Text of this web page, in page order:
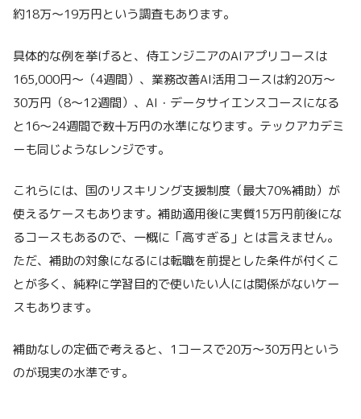
約18万〜19万円という調査もあります。
具体的な例を挙げると、侍エンジニアのAIアプリコースは
165,000円〜（4週間）、業務改善AI活用コースは約20万〜
30万円（8〜12週間）、AI・データサイエンスコースになる
と16〜24週間で数十万円の水準になります。テックアカデミ
ーも同じようなレンジです。
これらには、国のリスキリング支援制度（最大70%補助）が
使えるケースもあります。補助適用後に実質15万円前後にな
るコースもあるので、一概に「高すぎる」とは言えません。
ただ、補助の対象になるには転職を前提とした条件が付くこ
とが多く、純粋に学習目的で使いたい人には関係がないケー
スもあります。
補助なしの定価で考えると、1コースで20万〜30万円という
のが現実の水準です。